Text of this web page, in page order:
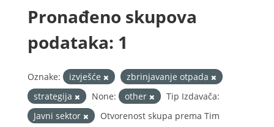
Pronađeno skupova
podataka: 1
Oznake: izvješće
zbrinjavanje otpada
strategija
None: other
Tip Izdavača:
Javni sektor
Otvorenost skupa prema Tim